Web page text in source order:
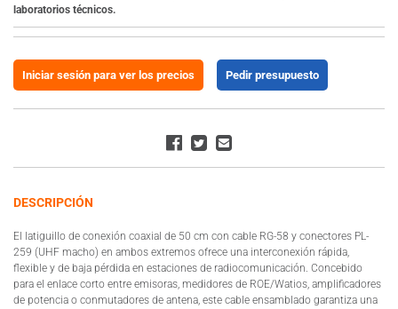
laboratorios técnicos.
Iniciar sesión para ver los precios Pedir presupuesto
DESCRIPCIÓN
El latiguillo de conexión coaxial de 50 cm con cable RG-58 y conectores PL-
259 (UHF macho) en ambos extremos ofrece una interconexión rápida,
flexible y de baja pérdida en estaciones de radiocomunicación. Concebido
para el enlace corto entre emisoras, medidores de ROE/Watios, amplificadores
de potencia o conmutadores de antena, este cable ensamblado garantiza una